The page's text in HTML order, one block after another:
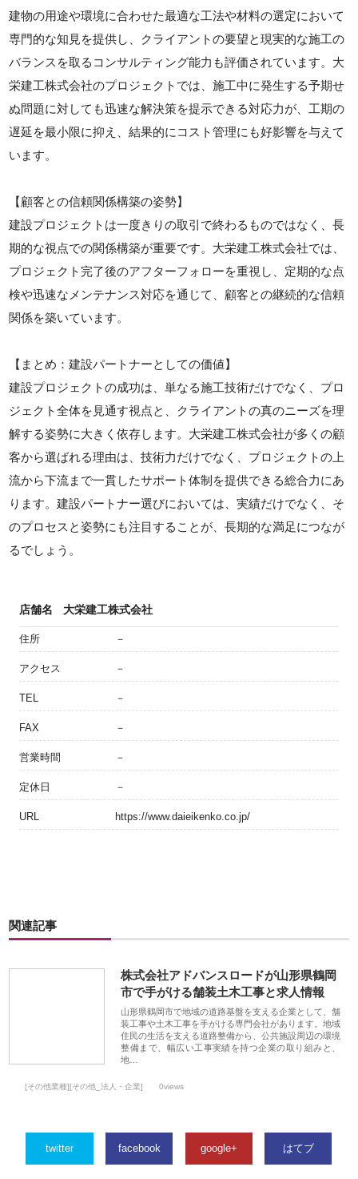
建物の用途や環境に合わせた最適な工法や材料の選定において
専門的な知見を提供し、クライアントの要望と現実的な施工の
バランスを取るコンサルティング能力も評価されています。大
栄建工株式会社のプロジェクトでは、施工中に発生する予期せ
ぬ問題に対しても迅速な解決策を提示できる対応力が、工期の
遅延を最小限に抑え、結果的にコスト管理にも好影響を与えて
います。
【顧客との信頼関係構築の姿勢】
建設プロジェクトは一度きりの取引で終わるものではなく、長
期的な視点での関係構築が重要です。大栄建工株式会社では、
プロジェクト完了後のアフターフォローを重視し、定期的な点
検や迅速なメンテナンス対応を通じて、顧客との継続的な信頼
関係を築いています。
【まとめ：建設パートナーとしての価値】
建設プロジェクトの成功は、単なる施工技術だけでなく、プロ
ジェクト全体を見通す視点と、クライアントの真のニーズを理
解する姿勢に大きく依存します。大栄建工株式会社が多くの顧
客から選ばれる理由は、技術力だけでなく、プロジェクトの上
流から下流まで一貫したサポート体制を提供できる総合力にあ
ります。建設パートナー選びにおいては、実績だけでなく、そ
のプロセスと姿勢にも注目することが、長期的な満足につなが
るでしょう。
店舗名 大栄建工株式会社
住所 －
アクセス －
TEL －
FAX －
営業時間 －
定休日 －
URL https://www.daieikenko.co.jp/
関連記事
株式会社アドバンスロードが山形県鶴岡
市で手がける舗装土木工事と求人情報
山形県鶴岡市で地域の道路基盤を支える企業として、舗
装工事や土木工事を手がける専門会社があります。地域
住民の生活を支える道路整備から、公共施設周辺の環境
整備まで、幅広い工事実績を持つ企業の取り組みと、
地…
[その他業種][その他_法人・企業] 0views
twitter facebook google+ はてブ